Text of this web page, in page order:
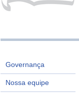
Governança
Nossa equipe